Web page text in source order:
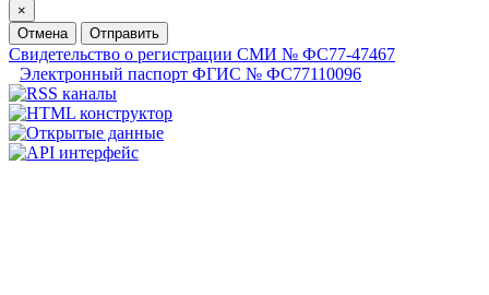
×
Отмена
Отправить
Свидетельство о регистрации СМИ № ФС77-47467
Электронный паспорт ФГИС № ФС77110096